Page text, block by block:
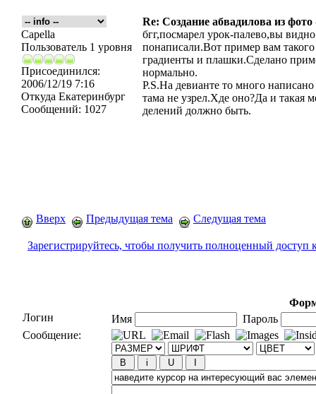
Re: Создание абвадилова из
Capella
Пользователь 1 уровня
Присоединился:
2006/12/19 7:16
Откуда Екатеринбург
Сообщений: 1027
бгг,посмарел урок-палево,вы
понаписали.Вот пример вам
градиенты и плашки.Сделано
нормально.
P.S.На девианте то много написано
тама не узрел.Хде оно?Да и такая
делений должно быть.
Вверх Предыдущая тема Следущая тема
Зарегистрируйтесь, чтобы получить полноценный доступ
Логин
Имя
Пароль
Сообщение: